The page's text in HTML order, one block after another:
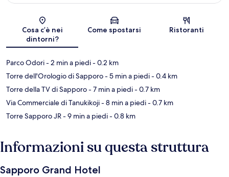
Mappa
Cosa c’è nei
dintorni?
Come spostarsi Ristoranti
Parco Odori- 2 min a piedi- 0.2 km
Torre dell'Orologio di Sapporo- 5 min a piedi- 0.4 km
Torre della TV di Sapporo- 7 min a piedi- 0.7 km
Via Commerciale di Tanukikoji- 8 min a piedi- 0.7 km
Torre Sapporo JR- 9 min a piedi- 0.8 km
Informazioni su questa struttura
Sapporo Grand Hotel